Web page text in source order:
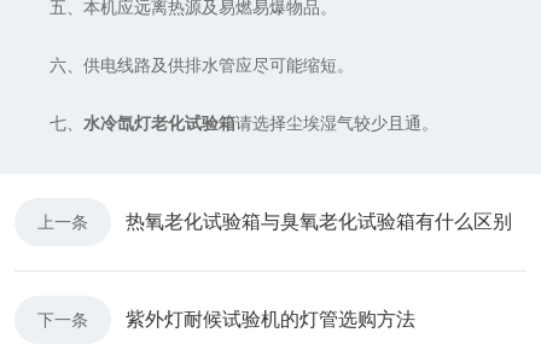
五、本机应远离热源及易燃易爆物品。
六、供电线路及供排水管应尽可能缩短。
七、水冷氙灯老化试验箱请选择尘埃湿气较少且通。
上一条 热氧老化试验箱与臭氧老化试验箱有什么区别
下一条 紫外灯耐候试验机的灯管选购方法